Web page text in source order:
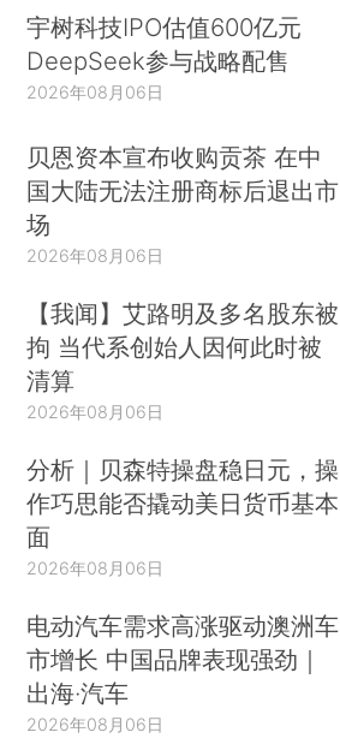
宇树科技IPO估值600亿元
DeepSeek参与战略配售
2026年08月06日
贝恩资本宣布收购贡茶 在中
国大陆无法注册商标后退出市
场
2026年08月06日
【我闻】艾路明及多名股东被
拘 当代系创始人因何此时被
清算
2026年08月06日
分析｜贝森特操盘稳日元，操
作巧思能否撬动美日货币基本
面
2026年08月06日
电动汽车需求高涨驱动澳洲车
市增长 中国品牌表现强劲｜
出海·汽车
2026年08月06日